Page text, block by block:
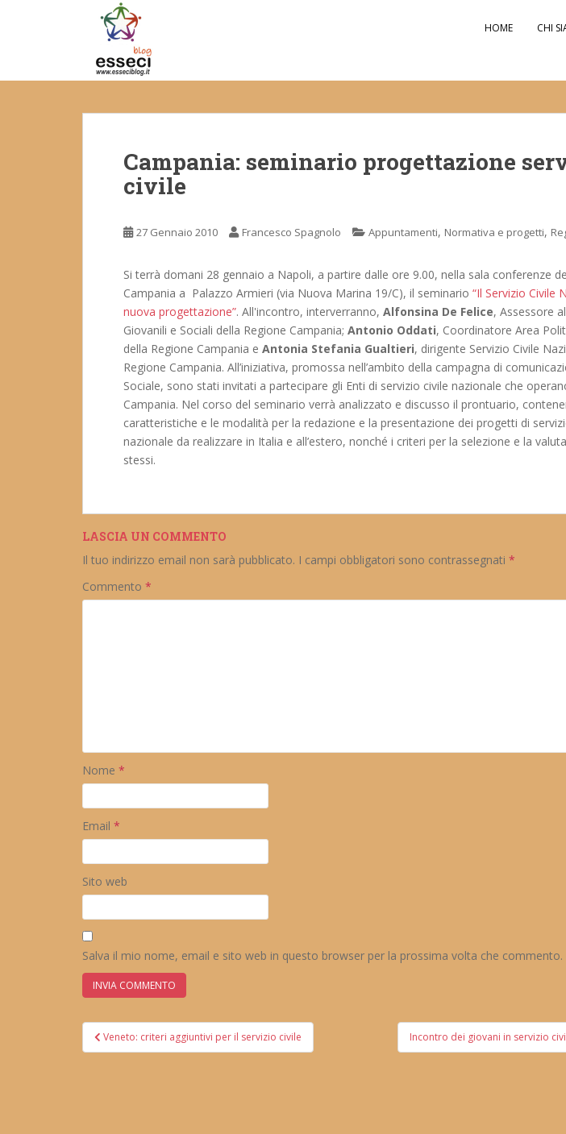
t
HOME CHI
Campania: seminario progettazione
civile
27 Gennaio 2010 Francesco Spagnolo Appuntamenti, Normativa e progetti,
Si terrà domani 28 gennaio a Napoli, a partire dalle ore 9.00, nella sala conferenze
Campania a Palazzo Armieri (via Nuova Marina 19/C), il seminario “Il Servizio Civile
nuova progettazione”. All'incontro, interverranno, Alfonsina De Felice, Assessore
Giovanili e Sociali della Regione Campania; Antonio Oddati, Coordinatore Area
della Regione Campania e Antonia Stefania Gualtieri, dirigente Servizio Civile
Regione Campania. All’iniziativa, promossa nell’ambito della campagna di
Sociale, sono stati invitati a partecipare gli Enti di servizio civile nazionale che
Campania. Nel corso del seminario verrà analizzato e discusso il prontuario,
caratteristiche e le modalità per la redazione e la presentazione dei progetti di
nazionale da realizzare in Italia e all’estero, nonché i criteri per la selezione e la
stessi.
LASCIA UN COMMENTO
Il tuo indirizzo email non sarà pubblicato. I campi obbligatori sono contrassegnati *
Commento *
Nome *
Email *
Sito web
Salva il mio nome, email e sito web in questo browser per la prossima volta che commento.
Navigazione
articoli
Veneto: criteri aggiuntivi per il servizio civile Incontro dei giovani in servizio